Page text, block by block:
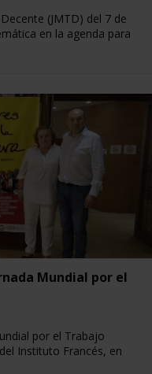
(JMTD) del 7 de
en la agenda para
Mundial por el
por el Trabajo
Instituto Francés, en